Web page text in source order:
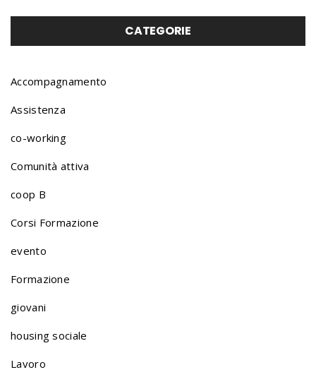
o
r
t
f
o
CATEGORIE
Accompagnamento
Assistenza
co-working
Comunità attiva
coop B
Corsi Formazione
evento
Formazione
giovani
housing sociale
Lavoro